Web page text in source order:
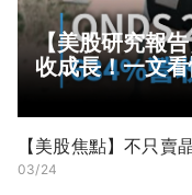
【美股研究報
收成長！一文
03/24